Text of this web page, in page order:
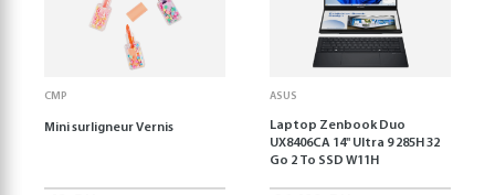
CMP
Mini surligneur Vernis
ASUS
Laptop Zenbook Duo
UX8406CA 14'' Ultra 9 285H 32
Go 2 To SSD W11H